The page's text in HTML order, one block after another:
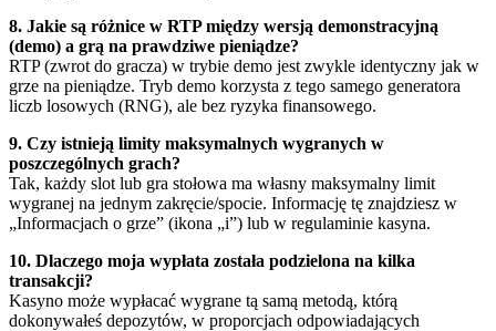
8. Jakie są różnice w RTP między wersją demonstracyjną
(demo) a grą na prawdziwe pieniądze?
RTP (zwrot do gracza) w trybie demo jest zwykle identyczny jak w
grze na pieniądze. Tryb demo korzysta z tego samego generatora
liczb losowych (RNG), ale bez ryzyka finansowego.
9. Czy istnieją limity maksymalnych wygranych w
poszczególnych grach?
Tak, każdy slot lub gra stołowa ma własny maksymalny limit
wygranej na jednym zakręcie/spocie. Informację tę znajdziesz w
„Informacjach o grze” (ikona „i”) lub w regulaminie kasyna.
10. Dlaczego moja wypłata została podzielona na kilka
transakcji?
Kasyno może wypłacać wygrane tą samą metodą, którą
dokonywałeś depozytów, w proporcjach odpowiadających